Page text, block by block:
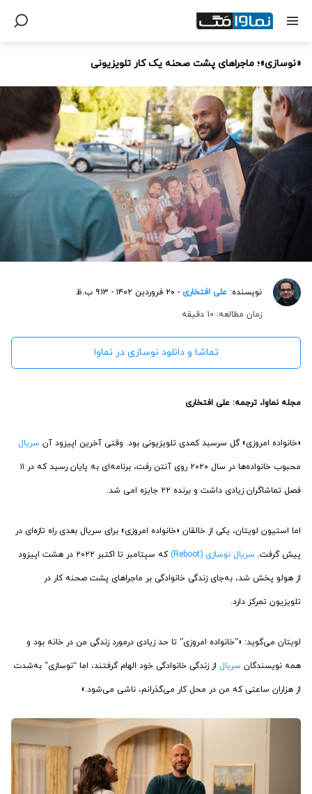
«نوسازی»؛ ماجراهای پشت صحنه یک کار تلویزیونی
نویسنده: علی افتخاری - ۲۰ فروردین ۱۴۰۲ - ۹:۱۳ ب.ظ
زمان مطالعه: 10 دقیقه
تماشا و دانلود نوسازی در نماوا
مجله نماوا، ترجمه: علی افتخاری
«خانواده امروزی» گل سرسبد کمدی‌ تلویزیونی بود. وقتی آخرین اپیزود آن سریال
محبوب خانواده‌ها در سال ۲۰۲۰ روی آنتن رفت، برنامه‌ای به پایان رسید که در ۱۱
فصل تماشاگران زیادی داشت و برنده ۲۲ جایزه ‌امی شد.
اما استیون لویتان، یکی از خالقان «خانواده امروزی» برای سریال بعدی راه تازه‌ای در
پیش گرفت. سریال نوسازی (Reboot) که سپتامبر تا اکتبر ۲۰۲۲ در هشت اپیزود
از هولو پخش شد، به‌جای زندگی خانوادگی بر ماجراهای پشت صحنه کار در
تلویزیون تمرکز دارد.
لویتان می‌گوید: «”خانواده امروزی” تا حد زیادی درمورد زندگی من در خانه بود و
همه نویسندگان سریال از زندگی خانوادگی خود الهام گرفتند، اما “نوسازی” به‌شدت
از هزاران ساعتی که من در محل کار می‌گذرانم، ناشی می‌شود.»